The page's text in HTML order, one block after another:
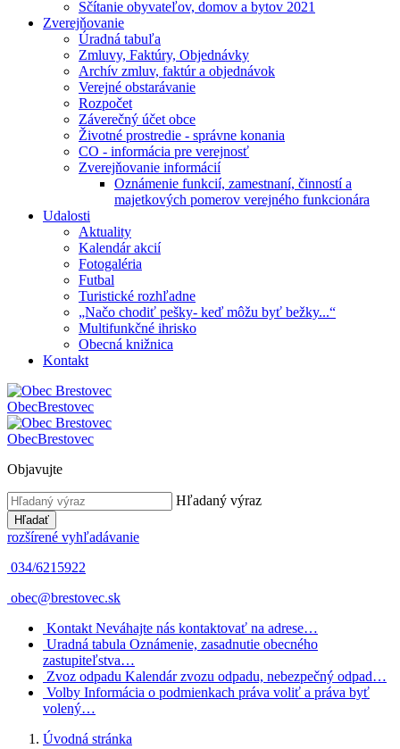
Sčítanie obyvateľov, domov a bytov 2021
Zverejňovanie
Úradná tabuľa
Zmluvy, Faktúry, Objednávky
Archív zmluv, faktúr a objednávok
Verejné obstarávanie
Rozpočet
Záverečný účet obce
Životné prostredie - správne konania
CO - informácia pre verejnosť
Zverejňovanie informácií
Oznámenie funkcií, zamestnaní, činností a
majetkových pomerov verejného funkcionára
Udalosti
Aktuality
Kalendár akcií
Fotogaléria
Futbal
Turistické rozhľadne
„Načo chodiť pešky- keď môžu byť bežky...“
Multifunkčné ihrisko
Obecná knižnica
Kontakt
ObecBrestovec
ObecBrestovec
Objavujte
Hľadaný výraz
Hľadať
rozšírené vyhľadávanie
034/6215922
obec@brestovec.sk
Kontakt Neváhajte nás kontaktovať na adrese…
Uradná tabula Oznámenie, zasadnutie obecného
zastupiteľstva…
Zvoz odpadu Kalendár zvozu odpadu, nebezpečný odpad…
Volby Informácia o podmienkach práva voliť a práva byť
volený…
Úvodná stránka